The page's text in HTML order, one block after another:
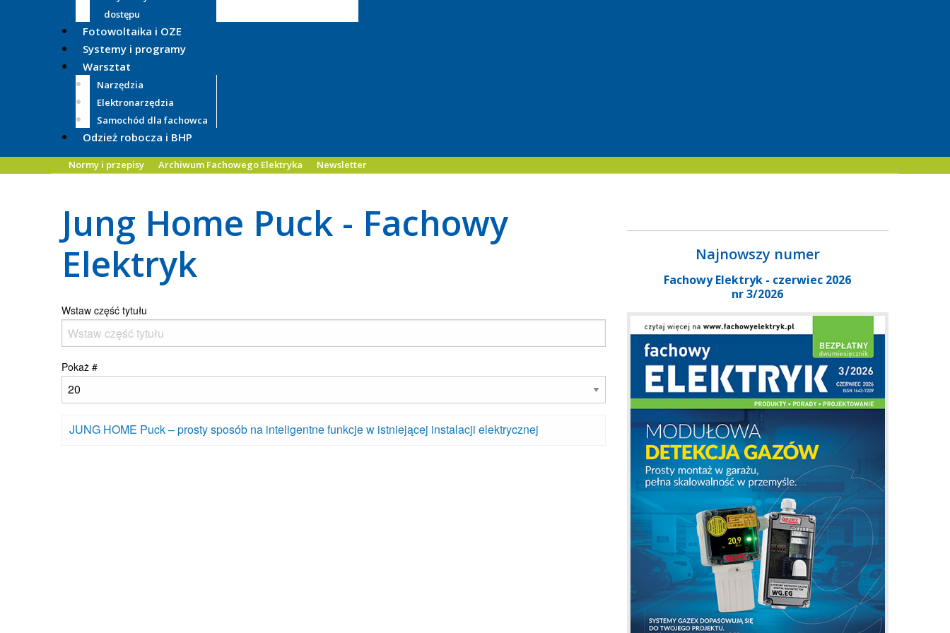
dostępu
Fotowoltaika i OZE
Systemy i programy
Warsztat
Narzędzia
Elektronarzędzia
Samochód dla fachowca
Odzież robocza i BHP
Normy i przepisy Archiwum Fachowego Elektryka Newsletter
Jung Home Puck - Fachowy
Elektryk
Wstaw część tytułu
Pokaż #
JUNG HOME Puck – prosty sposób na inteligentne funkcje w istniejącej instalacji elektrycznej
Najnowszy numer
Fachowy Elektryk - czerwiec 2026
nr 3/2026